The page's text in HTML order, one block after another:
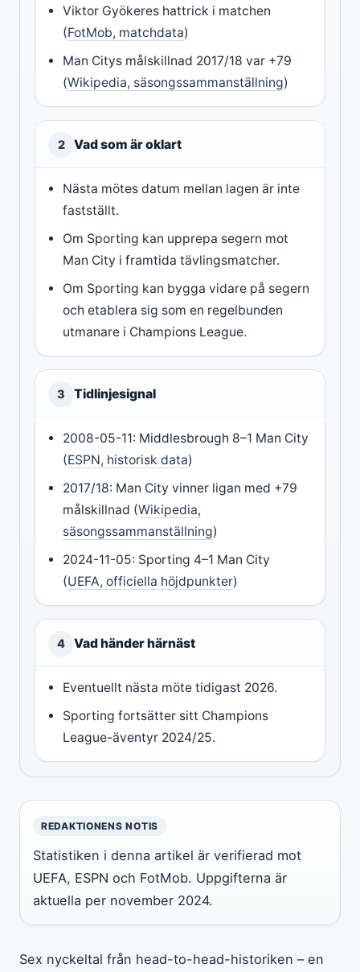
Viktor Gyökeres hattrick i matchen
(FotMob, matchdata)
Man Citys målskillnad 2017/18 var +79
(Wikipedia, säsongssammanställning)
2 Vad som är oklart
Nästa mötes datum mellan lagen är inte
fastställt.
Om Sporting kan upprepa segern mot
Man City i framtida tävlingsmatcher.
Om Sporting kan bygga vidare på segern
och etablera sig som en regelbunden
utmanare i Champions League.
3 Tidlinjesignal
2008-05-11: Middlesbrough 8–1 Man City
(ESPN, historisk data)
2017/18: Man City vinner ligan med +79
målskillnad (Wikipedia,
säsongssammanställning)
2024-11-05: Sporting 4–1 Man City
(UEFA, officiella höjdpunkter)
4 Vad händer härnäst
Eventuellt nästa möte tidigast 2026.
Sporting fortsätter sitt Champions
League-äventyr 2024/25.
REDAKTIONENS NOTIS
Statistiken i denna artikel är verifierad mot
UEFA, ESPN och FotMob. Uppgifterna är
aktuella per november 2024.
Sex nyckeltal från head-to-head-historiken – en